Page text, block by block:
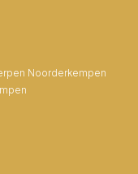
Noorderkempen